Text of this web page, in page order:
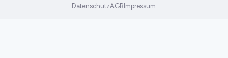
DatenschutzAGB Impressum